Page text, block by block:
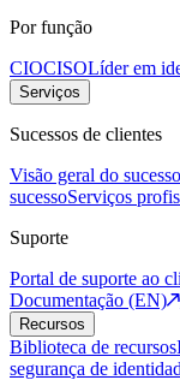
Por função
CIOCISOLíder em
Serviços
Sucessos de clientes
Visão geral do
sucessoServiços
Suporte
Portal de suporte ao
Documentação (EN)
Recursos
Biblioteca de recursos
segurança de